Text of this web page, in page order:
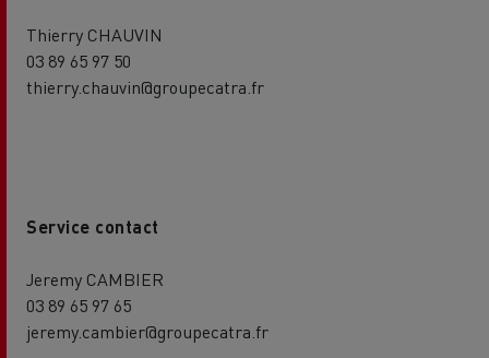
Thierry CHAUVIN
03 89 65 97 50
thierry.chauvin@groupecatra.fr
Service contact
Jeremy CAMBIER
03 89 65 97 65
jeremy.cambier@groupecatra.fr